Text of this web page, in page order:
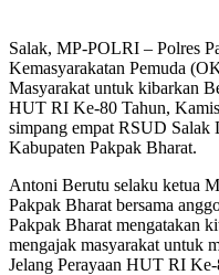
Salak, MP-POLRI – Polres
Kemasyarakatan Pemuda
Masyarakat untuk kibarkan
HUT RI Ke-80 Tahun,
simpang empat RSUD Salak
Kabupaten Pakpak Bharat.
Antoni Berutu selaku ketua
Pakpak Bharat bersama
Pakpak Bharat mengatakan
mengajak masyarakat untuk
Jelang Perayaan HUT RI